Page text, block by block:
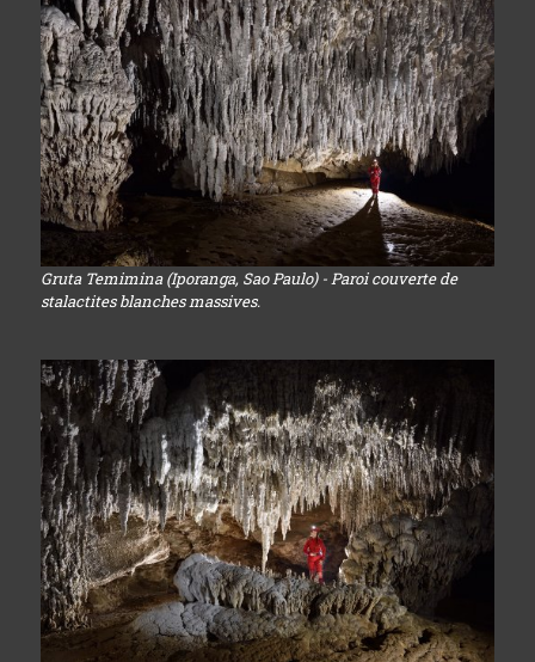
Gruta Temimina (Iporanga, Sao Paulo) - Paroi couverte de
stalactites blanches massives.